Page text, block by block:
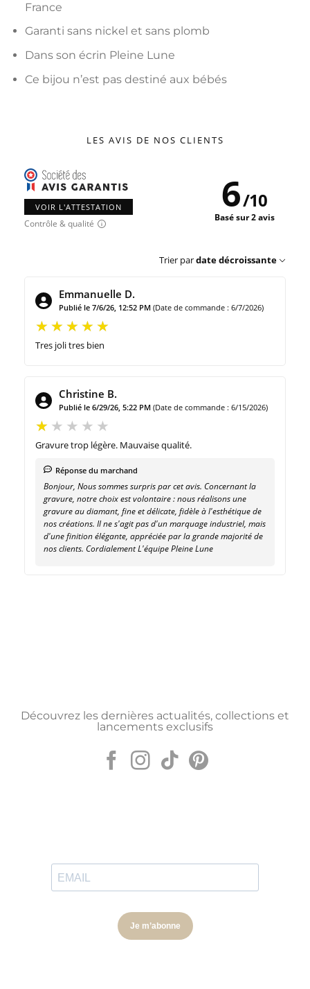
France
Garanti sans nickel et sans plomb
Dans son écrin Pleine Lune
Ce bijou n’est pas destiné aux bébés
LES AVIS DE NOS CLIENTS
VOIR L'ATTESTATION
Contrôle & qualité
6/10
Basé sur 2 avis
Trier pardate décroissante
Emmanuelle D.
Publié le 7/6/26, 12:52 PM (Date de commande : 6/7/2026)
Tres joli tres bien
Christine B.
Publié le 6/29/26, 5:22 PM (Date de commande : 6/15/2026)
Gravure trop légère. Mauvaise qualité.
Réponse du marchand
Bonjour, Nous sommes surpris par cet avis. Concernant la
gravure, notre choix est volontaire : nous réalisons une
gravure au diamant, fine et délicate, fidèle à l'esthétique de
nos créations. Il ne s'agit pas d'un marquage industriel, mais
d'une finition élégante, appréciée par la grande majorité de
nos clients. Cordialement L'équipe Pleine Lune
Découvrez les dernières actualités, collections et
lancements exclusifs